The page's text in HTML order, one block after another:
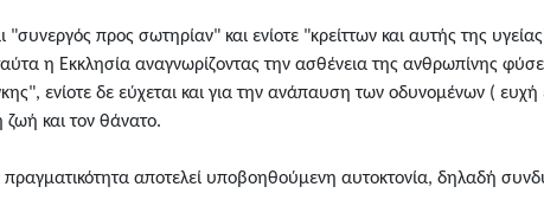
προς σωτηρίαν" και ενίοτε "κρείττων και αυτής της
η Εκκλησία αναγνωρίζοντας την ασθένεια της ανθρωπίνης
ενίοτε δε εύχεται και για την ανάπαυση των οδυνομένων ( ευχή
και τον θάνατο.
αποτελεί υποβοηθούμενη αυτοκτονία, δηλαδή